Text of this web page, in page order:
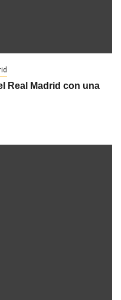
Real Madrid con una